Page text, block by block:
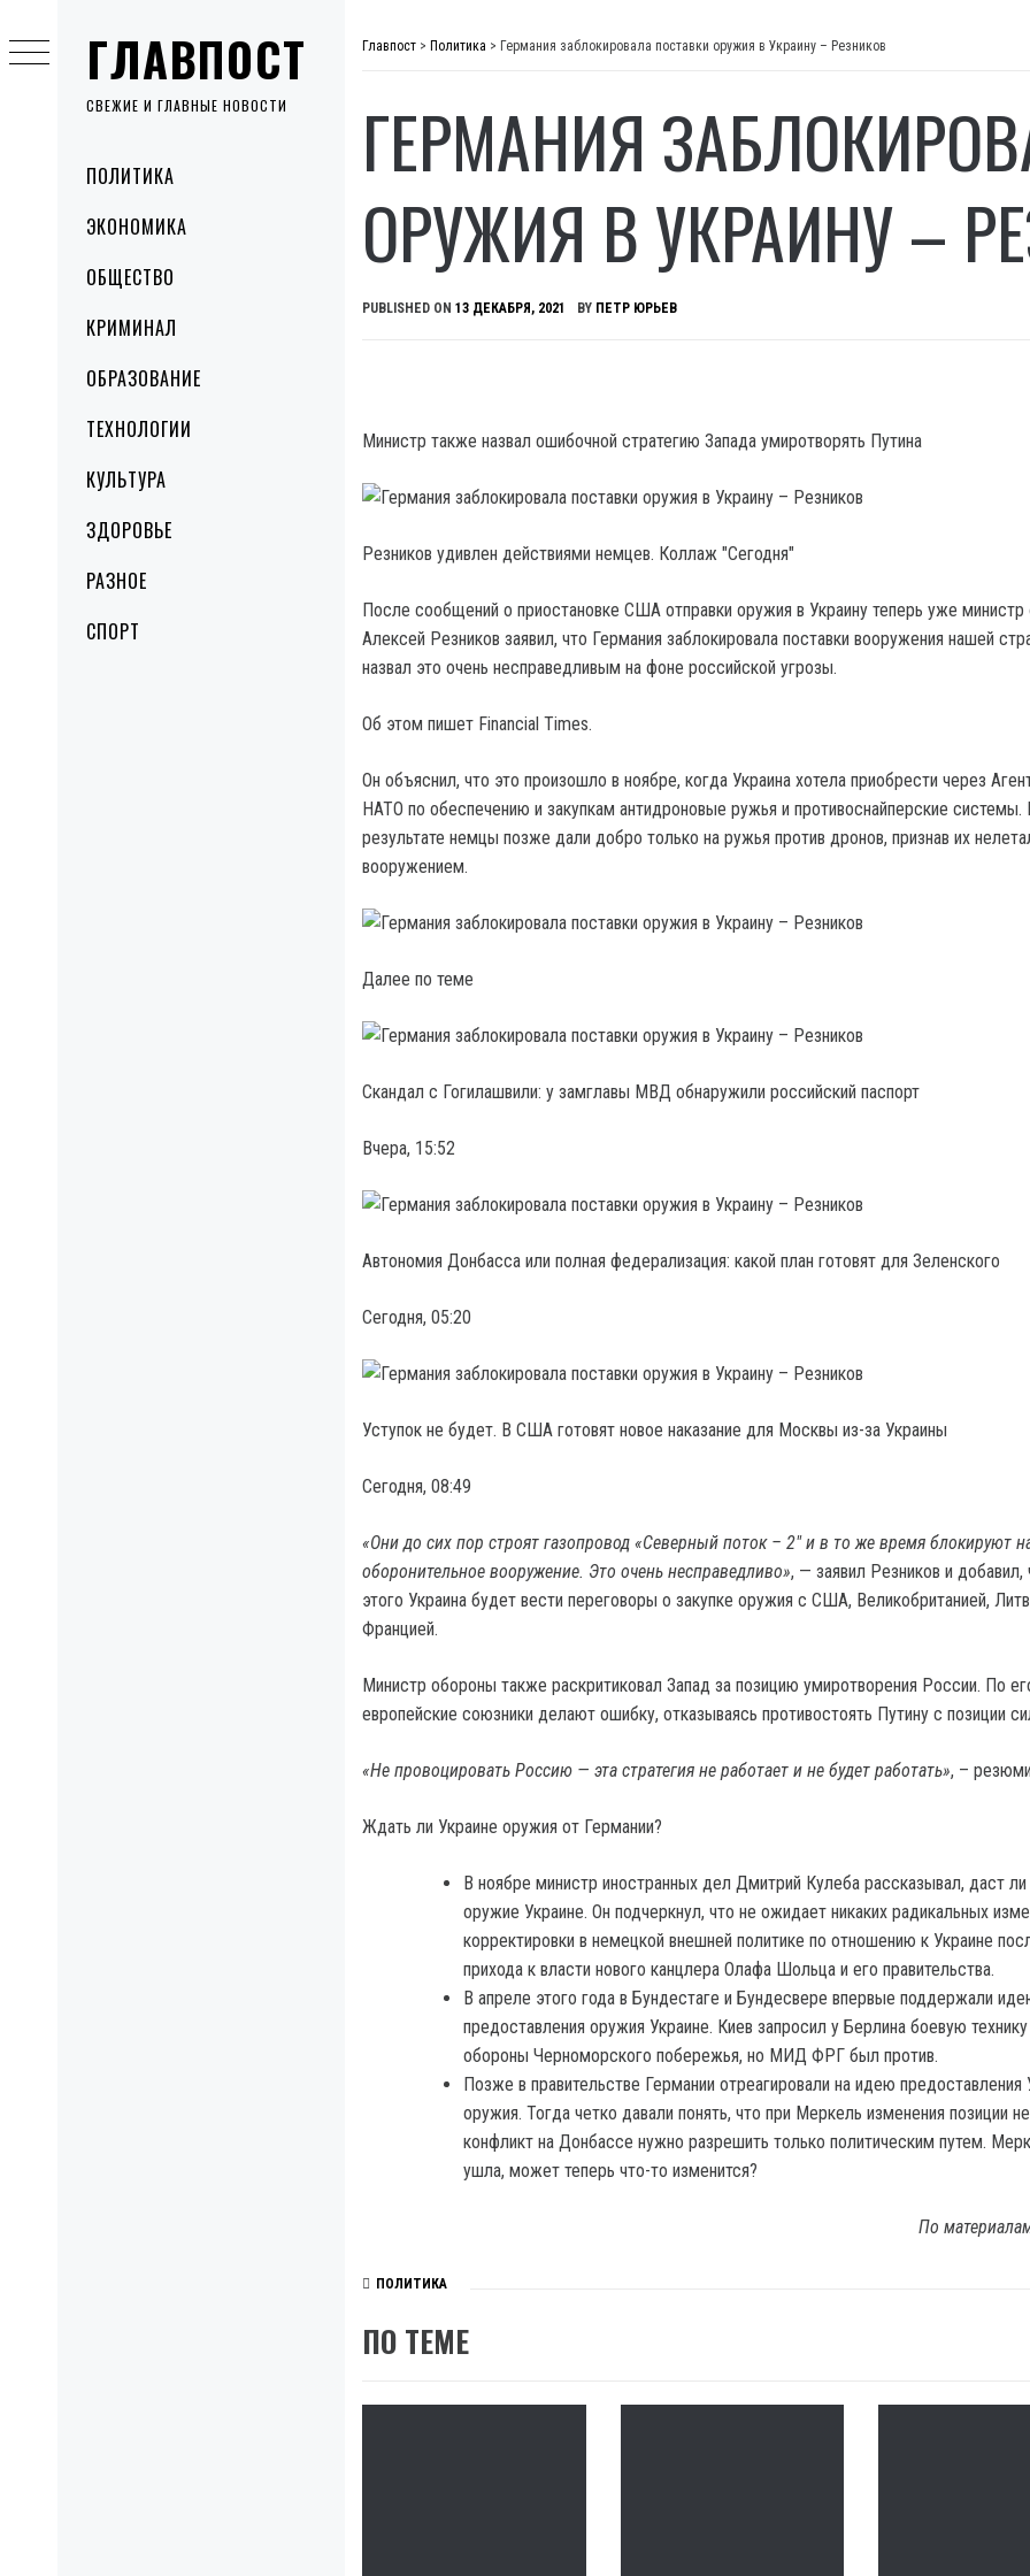
ГЛАВПОСТ
СВЕЖИЕ И ГЛАВНЫЕ НОВОСТИ
MenuПОЛИТИКА
ЭКОНОМИКА
ОБЩЕСТВО
КРИМИНАЛ
ОБРАЗОВАНИЕ
ТЕХНОЛОГИИ
КУЛЬТУРА
ЗДОРОВЬЕ
РАЗНОЕ
СПОРТ
to
content
Главпост > Политика > Германия заблокировала поставки оружия в Украину – Резников
ГЕРМАНИЯ
ОРУЖИЯ В УКРАИНУ –
PUBLISHED ON 13 ДЕКАБРЯ, 2021 BY ПЕТР ЮРЬЕВ
Министр также назвал ошибочной стратегию Запада умиротворять Путина
Резников удивлен действиями немцев. Коллаж "Сегодня"
После сообщений о приостановке США отправки оружия в Украину теперь уже
Алексей Резников заявил, что Германия заблокировала поставки вооружения нашей
назвал это очень несправедливым на фоне российской угрозы.
Об этом пишет Financial Times.
Он объяснил, что это произошло в ноябре, когда Украина хотела приобрести через
НАТО по обеспечению и закупкам антидроновые ружья и противоснайперские системы.
результате немцы позже дали добро только на ружья против дронов, признав их
вооружением.
Далее по теме
Скандал с Гогилашвили: у замглавы МВД обнаружили российский паспорт
Вчера, 15:52
Автономия Донбасса или полная федерализация: какой план готовят для Зеленского
Сегодня, 05:20
Уступок не будет. В США готовят новое наказание для Москвы из-за Украины
Сегодня, 08:49
«Они до сих пор строят газопровод «Северный поток – 2″ и в то же время блокируют
оборонительное вооружение. Это очень несправедливо», — заявил Резников и добавил,
этого Украина будет вести переговоры о закупке оружия с США, Великобританией,
Францией.
Министр обороны также раскритиковал Запад за позицию умиротворения России. По
европейские союзники делают ошибку, отказываясь противостоять Путину с позиции
«Не провоцировать Россию — эта стратегия не работает и не будет работать», –
Ждать ли Украине оружия от Германии?
В ноябре министр иностранных дел Дмитрий Кулеба рассказывал, даст
оружие Украине. Он подчеркнул, что не ожидает никаких радикальных
корректировки в немецкой внешней политике по отношению к Украине
прихода к власти нового канцлера Олафа Шольца и его правительства.
В апреле этого года в Бундестаге и Бундесвере впервые поддержали
предоставления оружия Украине. Киев запросил у Берлина боевую
обороны Черноморского побережья, но МИД ФРГ был против.
Позже в правительстве Германии отреагировали на идею предоставления
оружия. Тогда четко давали понять, что при Меркель изменения позиции
конфликт на Донбассе нужно разрешить только политическим путем.
ушла, может теперь что-то изменится?
По
ПОЛИТИКА
ПО ТЕМЕ